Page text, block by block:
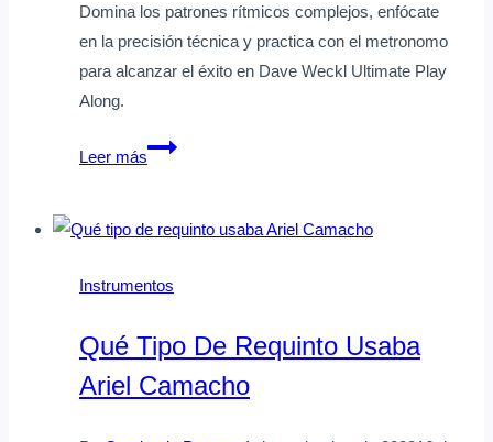
Domina los patrones rítmicos complejos, enfócate
en la precisión técnica y practica con el metronomo
para alcanzar el éxito en Dave Weckl Ultimate Play
Along.
Leer más
Cómo
Weckl
Play
con
éxito
Instrumentos
Qué Tipo De Requinto Usaba
Ariel Camacho